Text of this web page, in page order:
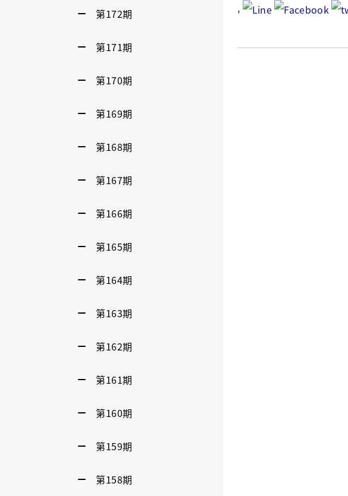
第172期
第171期
第170期
第169期
第168期
第167期
第166期
第165期
第164期
第163期
第162期
第161期
第160期
第159期
第158期
,